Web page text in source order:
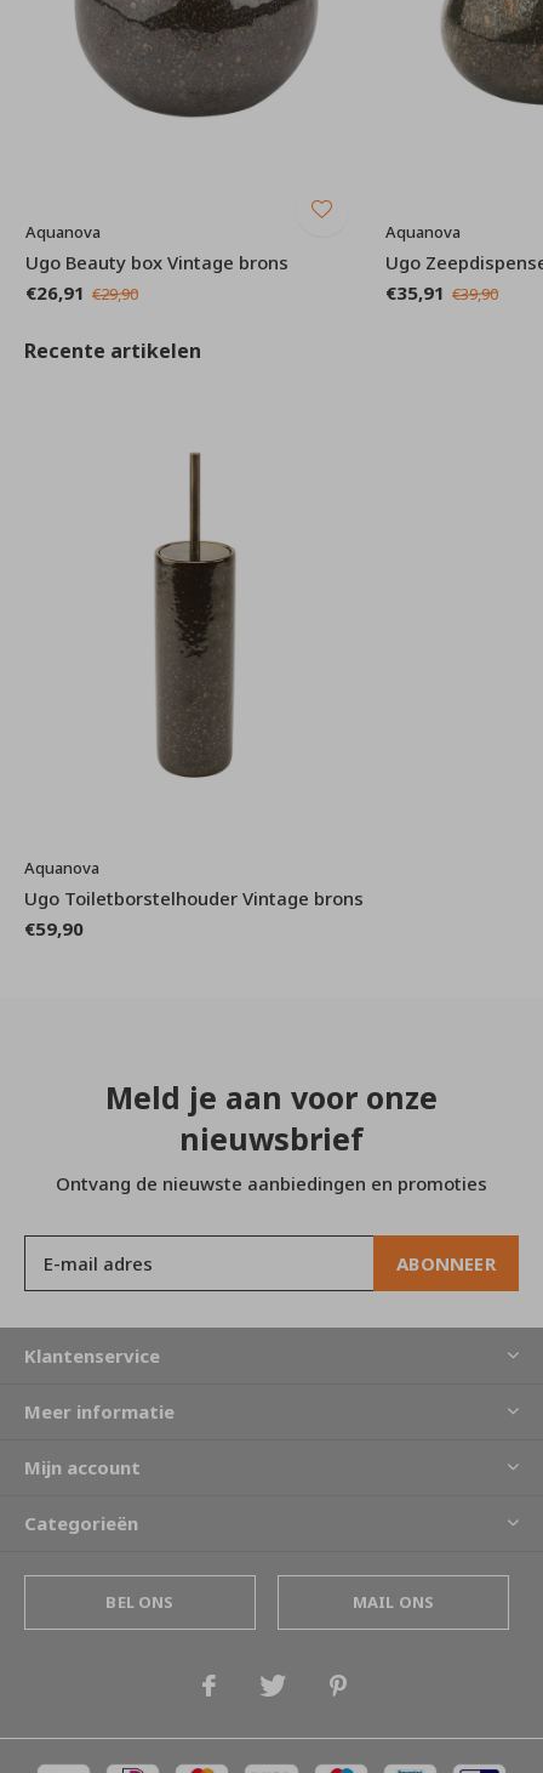
Aquanova
Ugo Beauty box Vintage brons
€26,91 €29,90
Aquanova
Ugo
€35,91 €39,90
Recente artikelen
Aquanova
Ugo Toiletborstelhouder Vintage brons
€59,90
Meld je aan voor onze
nieuwsbrief
Ontvang de nieuwste aanbiedingen en promoties
ABONNEER
Klantenservice
Meer informatie
Mijn account
Categorieën
BEL ONS MAIL ONS